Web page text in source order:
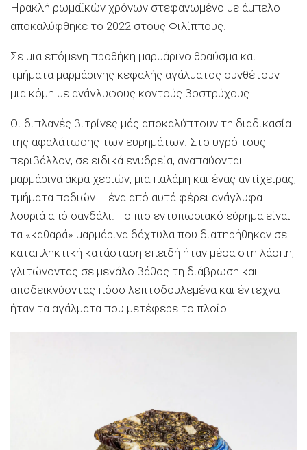
Ηρακλή ρωμαϊκών χρόνων στεφανωμένο με άμπελο
αποκαλύφθηκε το 2022 στους Φιλίππους.
Σε μια επόμενη προθήκη μαρμάρινο θραύσμα και
τμήματα μαρμάρινης κεφαλής αγάλματος συνθέτουν
μια κόμη με ανάγλυφους κοντούς βοστρύχους.
Οι διπλανές βιτρίνες μάς αποκαλύπτουν τη διαδικασία
της αφαλάτωσης των ευρημάτων. Στο υγρό τους
περιβάλλον, σε ειδικά ενυδρεία, αναπαύονται
μαρμάρινα άκρα χεριών, μια παλάμη και ένας αντίχειρας,
τμήματα ποδιών – ένα από αυτά φέρει ανάγλυφα
λουριά από σανδάλι. Το πιο εντυπωσιακό εύρημα είναι
τα «καθαρά» μαρμάρινα δάχτυλα που διατηρήθηκαν σε
καταπληκτική κατάσταση επειδή ήταν μέσα στη λάσπη,
γλιτώνοντας σε μεγάλο βάθος τη διάβρωση και
αποδεικνύοντας πόσο λεπτοδουλεμένα και έντεχνα
ήταν τα αγάλματα που μετέφερε το πλοίο.